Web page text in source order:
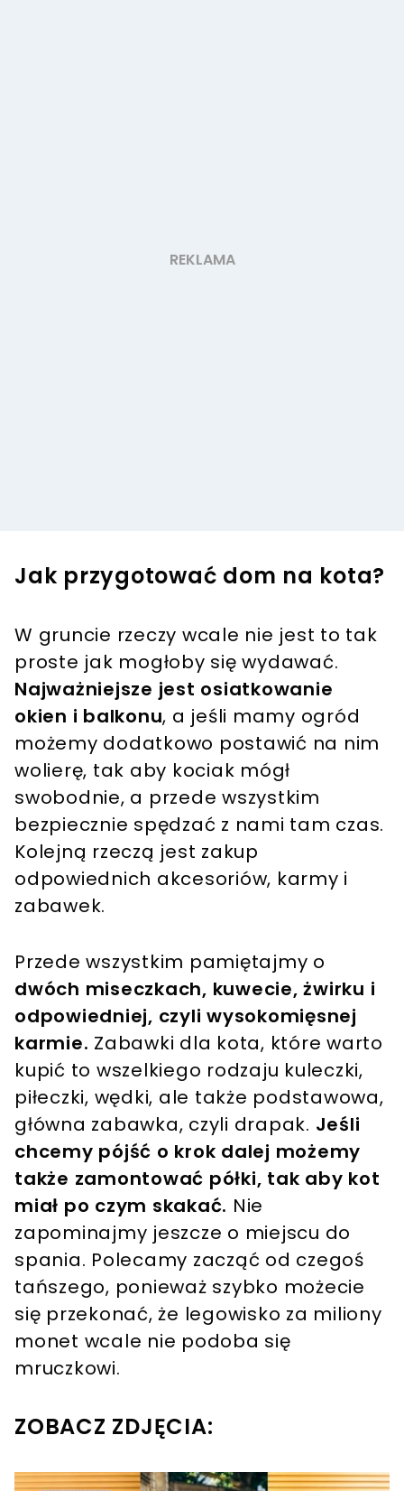
Jak przygotować dom na kota?
W gruncie rzeczy wcale nie jest to tak
proste jak mogłoby się wydawać.
Najważniejsze jest osiatkowanie
okien i balkonu, a jeśli mamy ogród
możemy dodatkowo postawić na nim
wolierę, tak aby kociak mógł
swobodnie, a przede wszystkim
bezpiecznie spędzać z nami tam czas.
Kolejną rzeczą jest zakup
odpowiednich akcesoriów, karmy i
zabawek.
Przede wszystkim pamiętajmy o
dwóch miseczkach, kuwecie, żwirku i
odpowiedniej, czyli wysokomięsnej
karmie. Zabawki dla kota, które warto
kupić to wszelkiego rodzaju kuleczki,
piłeczki, wędki, ale także podstawowa,
główna zabawka, czyli drapak. Jeśli
chcemy pójść o krok dalej możemy
także zamontować półki, tak aby kot
miał po czym skakać. Nie
zapominajmy jeszcze o miejscu do
spania. Polecamy zacząć od czegoś
tańszego, ponieważ szybko możecie
się przekonać, że legowisko za miliony
monet wcale nie podoba się
mruczkowi.
ZOBACZ ZDJĘCIA: